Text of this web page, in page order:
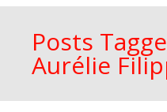
Posts
Aurélie